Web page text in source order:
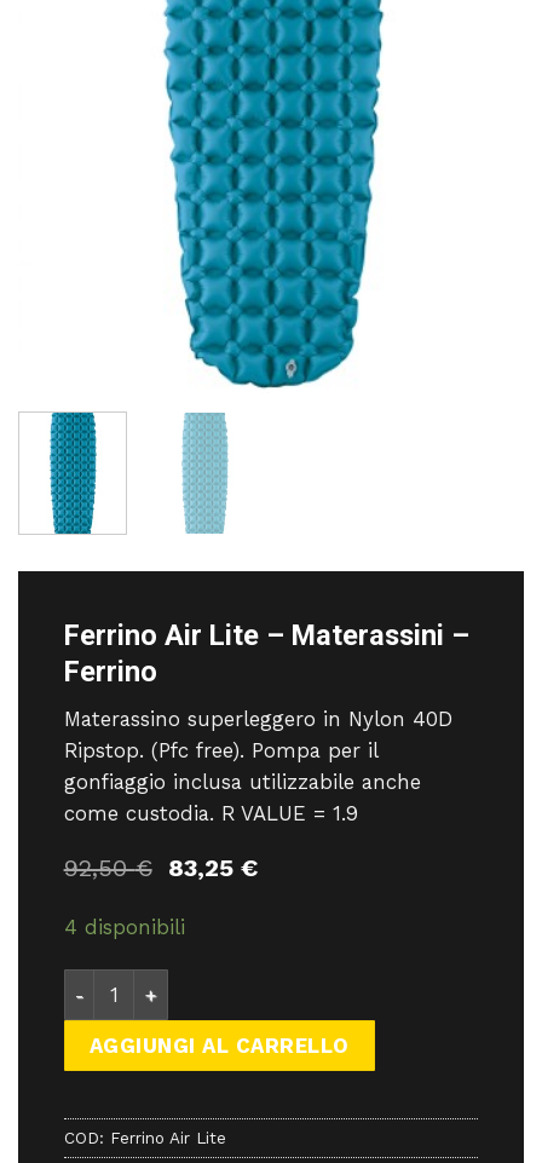
Ferrino Air Lite – Materassini –
Ferrino
Materassino superleggero in Nylon 40D
Ripstop. (Pfc free). Pompa per il
gonfiaggio inclusa utilizzabile anche
come custodia. R VALUE = 1.9
92,50€ Il
originale
era:
92,50 €.
83,25 €Il
4 disponibili
Ferrino Air Lite - Materassini - Ferrino quantità
AGGIUNGI AL CARRELLO
COD: Ferrino Air Lite